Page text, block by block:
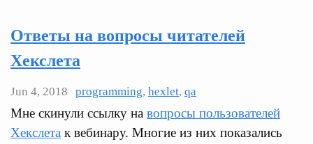
Ответы на вопросы читателей
Хекслета
Jun 4, 2018 programming, hexlet, qa
Мне скинули ссылку на вопросы пользователей
Хекслета к вебинару. Многие из них показались